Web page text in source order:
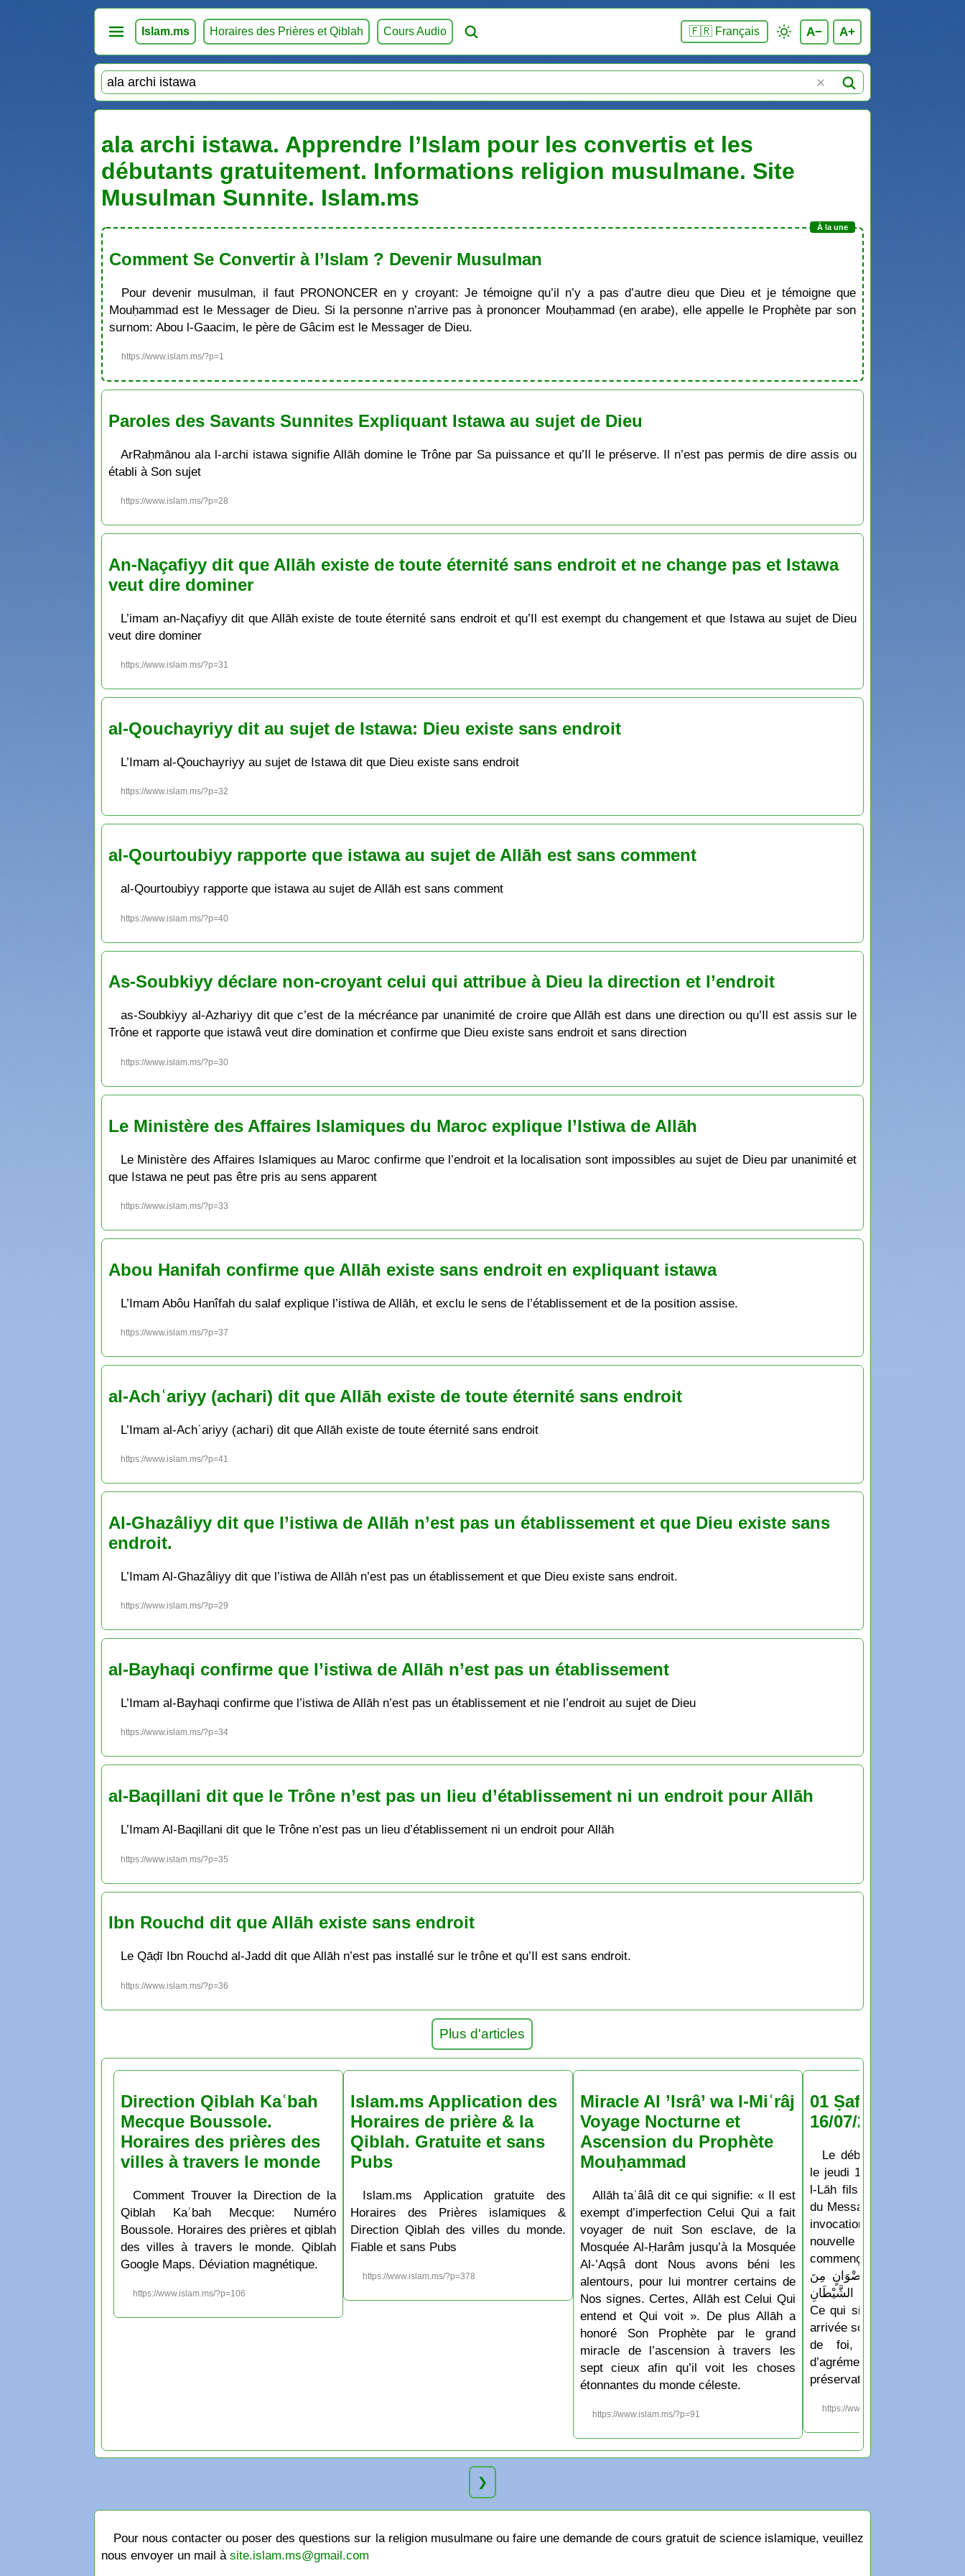
Islam.ms Horaires des Prières et Qiblah Cours Audio 🇫🇷 Français A− A+
ala archi istawa. Apprendre l’Islam pour les convertis et les
débutants gratuitement. Informations religion musulmane. Site
Musulman Sunnite. Islam.ms
Comment Se Convertir à l’Islam ? Devenir Musulman
Pour devenir musulman, il faut PRONONCER en y croyant: Je témoigne qu’il n’y a pas d’autre dieu que Dieu et je témoigne que
Mouḥammad est le Messager de Dieu. Si la personne n’arrive pas à prononcer Mouḥammad (en arabe), elle appelle le Prophète par son
surnom: Abou l-Gaacim, le père de Gâcim est le Messager de Dieu.
https://www.islam.ms/?p=1
Paroles des Savants Sunnites Expliquant Istawa au sujet de Dieu
ArRaḥmānou ala l-archi istawa signifie Allāh domine le Trône par Sa puissance et qu’Il le préserve. Il n’est pas permis de dire assis ou
établi à Son sujet
https://www.islam.ms/?p=28
An-Naçafiyy dit que Allāh existe de toute éternité sans endroit et ne change pas et Istawa
veut dire dominer
L’imam an-Naçafiyy dit que Allāh existe de toute éternité sans endroit et qu’Il est exempt du changement et que Istawa au sujet de Dieu
veut dire dominer
https://www.islam.ms/?p=31
al-Qouchayriyy dit au sujet de Istawa: Dieu existe sans endroit
L’Imam al-Qouchayriyy au sujet de Istawa dit que Dieu existe sans endroit
https://www.islam.ms/?p=32
al-Qourtoubiyy rapporte que istawa au sujet de Allāh est sans comment
al-Qourtoubiyy rapporte que istawa au sujet de Allāh est sans comment
https://www.islam.ms/?p=40
As-Soubkiyy déclare non-croyant celui qui attribue à Dieu la direction et l’endroit
as-Soubkiyy al-Azhariyy dit que c’est de la mécréance par unanimité de croire que Allāh est dans une direction ou qu’Il est assis sur le
Trône et rapporte que istawâ veut dire domination et confirme que Dieu existe sans endroit et sans direction
https://www.islam.ms/?p=30
Le Ministère des Affaires Islamiques du Maroc explique l’Istiwa de Allāh
Le Ministère des Affaires Islamiques au Maroc confirme que l’endroit et la localisation sont impossibles au sujet de Dieu par unanimité et
que Istawa ne peut pas être pris au sens apparent
https://www.islam.ms/?p=33
Abou Hanifah confirme que Allāh existe sans endroit en expliquant istawa
L’Imam Abôu Hanîfah du salaf explique l’istiwa de Allāh, et exclu le sens de l’établissement et de la position assise.
https://www.islam.ms/?p=37
al-Achʿariyy (achari) dit que Allāh existe de toute éternité sans endroit
L’Imam al-Achʿariyy (achari) dit que Allāh existe de toute éternité sans endroit
https://www.islam.ms/?p=41
Al-Ghazâliyy dit que l’istiwa de Allāh n’est pas un établissement et que Dieu existe sans
endroit.
L’Imam Al-Ghazâliyy dit que l’istiwa de Allāh n’est pas un établissement et que Dieu existe sans endroit.
https://www.islam.ms/?p=29
al-Bayhaqi confirme que l’istiwa de Allāh n’est pas un établissement
L’Imam al-Bayhaqi confirme que l’istiwa de Allāh n’est pas un établissement et nie l’endroit au sujet de Dieu
https://www.islam.ms/?p=34
al-Baqillani dit que le Trône n’est pas un lieu d’établissement ni un endroit pour Allāh
L’Imam Al-Baqillani dit que le Trône n’est pas un lieu d’établissement ni un endroit pour Allāh
https://www.islam.ms/?p=35
Ibn Rouchd dit que Allāh existe sans endroit
Le Qāḍī Ibn Rouchd al-Jadd dit que Allāh n’est pas installé sur le trône et qu’Il est sans endroit.
https://www.islam.ms/?p=36
Plus d'articles
Direction Qiblah Kaʿbah
Mecque Boussole.
Horaires des prières des
villes à travers le monde
Comment Trouver la Direction de la
Qiblah Kaʿbah Mecque: Numéro
Boussole. Horaires des prières et qiblah
des villes à travers le monde. Qiblah
Google Maps. Déviation magnétique.
https://www.islam.ms/?p=106
Islam.ms Application des
Horaires de prière & la
Qiblah. Gratuite et sans
Pubs
Islam.ms Application gratuite des
Horaires des Prières islamiques &
Direction Qiblah des villes du monde.
Fiable et sans Pubs
https://www.islam.ms/?p=378
Miracle Al ’Isrâ’ wa l-Miʿrâj
Voyage Nocturne et
Ascension du Prophète
Mouḥammad
Allāh taʿâlâ dit ce qui signifie: « Il est
exempt d’imperfection Celui Qui a fait
voyager de nuit Son esclave, de la
Mosquée Al-Ḥarâm jusqu’à la Mosquée
Al-’Aqṣâ dont Nous avons béni les
alentours, pour lui montrer certains de
Nos signes. Certes, Allāh est Celui Qui
entend et Qui voit ». De plus Allāh a
honoré Son Prophète par le grand
miracle de l’ascension à travers les
sept cieux afin qu’il voit les choses
étonnantes du monde céleste.
https://www.islam.ms/?p=91
01 Ṣafar 1448 :
16/07/2026
Le début du mois de
le jeudi 16 Juillet 2026
l-Lāh fils de Hichām: Les
du Messager de Allāh
invocation qu’ils disaient
nouvelle année ou un
commençait: « اللَّهُمَّ أَدْخِلْهُ عَلَيْنَا بِالْأَمْنِ
وَالْإِسْلَامِ، وَرِضْوَانٍ مِنَ
(أيْ حِفْظٍ) مِنَ الشَّيْطَانِ »
Ce qui signifie: « Ô Allāh
arrivée soit accompagnée
de foi, de protection
d’agrément de Ar-
préservation contre le
https://www.islam.ms/?p=1213
❯
Pour nous contacter ou poser des questions sur la religion musulmane ou faire une demande de cours gratuit de science islamique, veuillez
nous envoyer un mail à site.islam.ms@gmail.com